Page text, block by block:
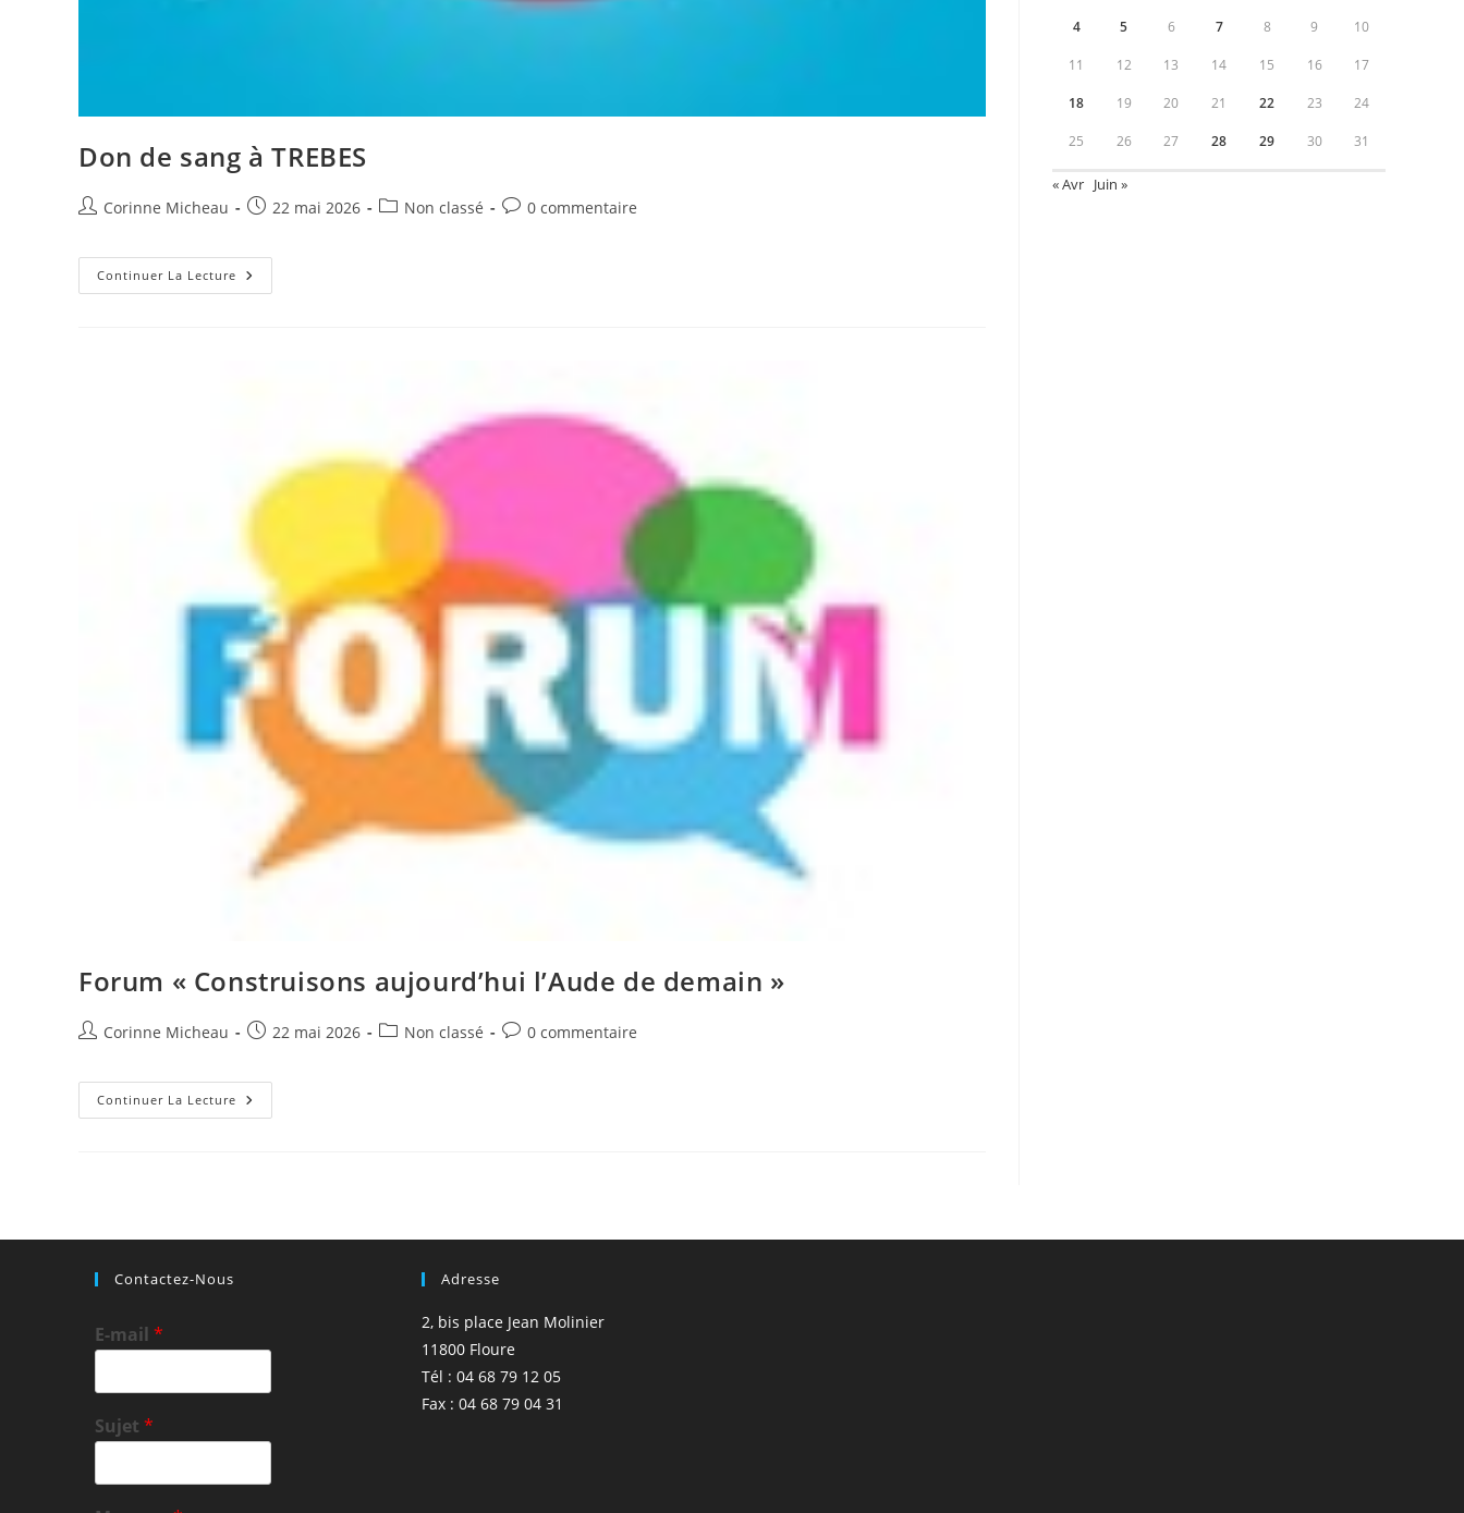
Don de sang à TREBES
Auteur/autrice
la
publication :
Corinne Micheau
Publication
22 mai 2026
PostNon classé
Commentaires
0 commentaire
Continuer La Lecture Don
De
Forum « Construisons aujourd’hui l’Aude de demain »
Auteur/autrice
la
publication :
Corinne Micheau
Publication
22 mai 2026
PostNon classé
Commentaires
0 commentaire
Continuer La Lecture Forum
« Construisons
4 5 6 7 8 9 10
11 12 13 14 15 16 17
18 19 20 21 22 23 24
25 26 27 28 29 30 31
« Avr Juin »
Contactez-Nous
E-mail *
Sujet *
Adresse
2, bis place Jean Molinier
11800 Floure
Tél : 04 68 79 12 05
Fax : 04 68 79 04 31